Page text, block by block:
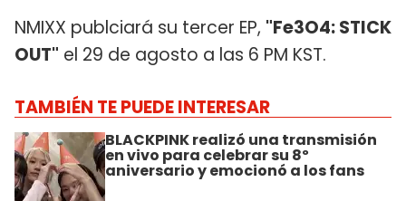
NMIXX publciará su tercer EP, "Fe3O4: STICK
OUT" el 29 de agosto a las 6 PM KST.
TAMBIÉN TE PUEDE INTERESAR
BLACKPINK realizó una transmisión
en vivo para celebrar su 8º
aniversario y emocionó a los fans